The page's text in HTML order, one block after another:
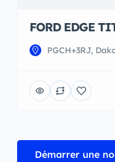
FORD EDGE
PGCH+3RJ,
Démarrer une